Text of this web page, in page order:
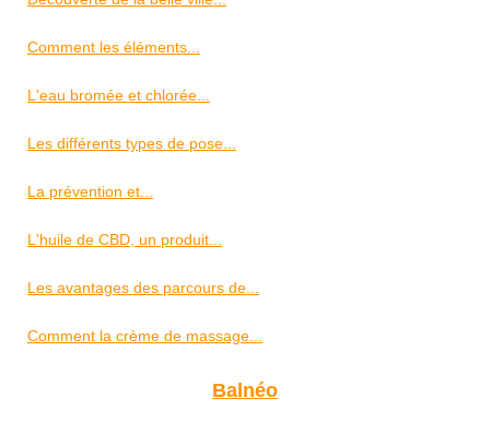
Comment les éléments...
L'eau bromée et chlorée...
Les différents types de pose...
La prévention et...
L'huile de CBD, un produit...
Les avantages des parcours de...
Comment la crème de massage...
Balnéo